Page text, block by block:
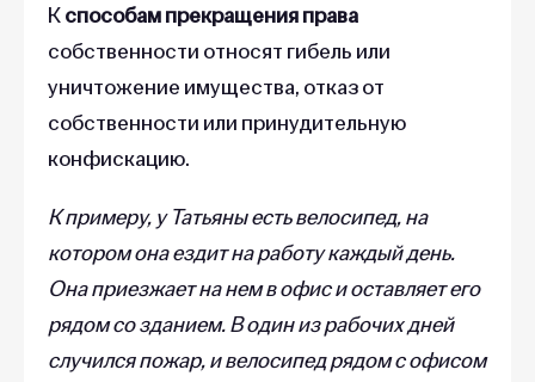
Кспособам прекращения права
собственности относят гибель или
уничтожение имущества, отказ от
собственности или принудительную
конфискацию.
К примеру, у Татьяны есть велосипед, на
котором она ездит на работу каждый день.
Она приезжает на нем в офис и оставляет его
рядом со зданием. В один из рабочих дней
случился пожар, и велосипед рядом с офисом